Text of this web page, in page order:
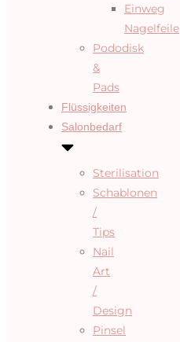
Einweg
Nagelfeile
Pododisk
&
Pads
Flüssigkeiten
Salonbedarf
Sterilisation
Schablonen
/
Tips
Nail
Art
/
Design
Pinsel